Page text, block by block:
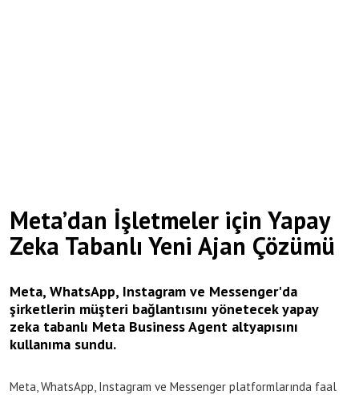
Meta’dan İşletmeler için Yapay
Zeka Tabanlı Yeni Ajan Çözümü
Meta, WhatsApp, Instagram ve Messenger'da
şirketlerin müşteri bağlantısını yönetecek yapay
zeka tabanlı Meta Business Agent altyapısını
kullanıma sundu.
Meta, WhatsApp, Instagram ve Messenger platformlarında faal